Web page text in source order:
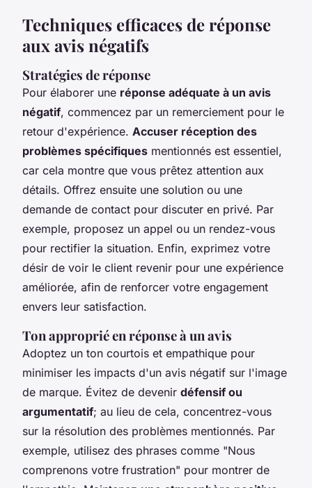
Techniques efficaces de réponse
aux avis négatifs
Stratégies de réponse
Pour élaborer une réponse adéquate à un avis
négatif, commencez par un remerciement pour le
retour d'expérience. Accuser réception des
problèmes spécifiques mentionnés est essentiel,
car cela montre que vous prêtez attention aux
détails. Offrez ensuite une solution ou une
demande de contact pour discuter en privé. Par
exemple, proposez un appel ou un rendez-vous
pour rectifier la situation. Enfin, exprimez votre
désir de voir le client revenir pour une expérience
améliorée, afin de renforcer votre engagement
envers leur satisfaction.
Ton approprié en réponse à un avis
Adoptez un ton courtois et empathique pour
minimiser les impacts d'un avis négatif sur l'image
de marque. Évitez de devenir défensif ou
argumentatif; au lieu de cela, concentrez-vous
sur la résolution des problèmes mentionnés. Par
exemple, utilisez des phrases comme "Nous
comprenons votre frustration" pour montrer de